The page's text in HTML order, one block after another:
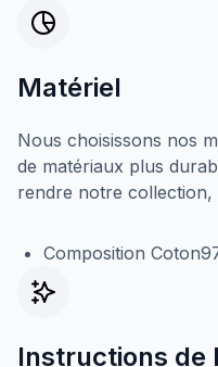
Matériel
Nous choisissons nos
de matériaux plus
rendre notre collection,
Composition
Instructions de